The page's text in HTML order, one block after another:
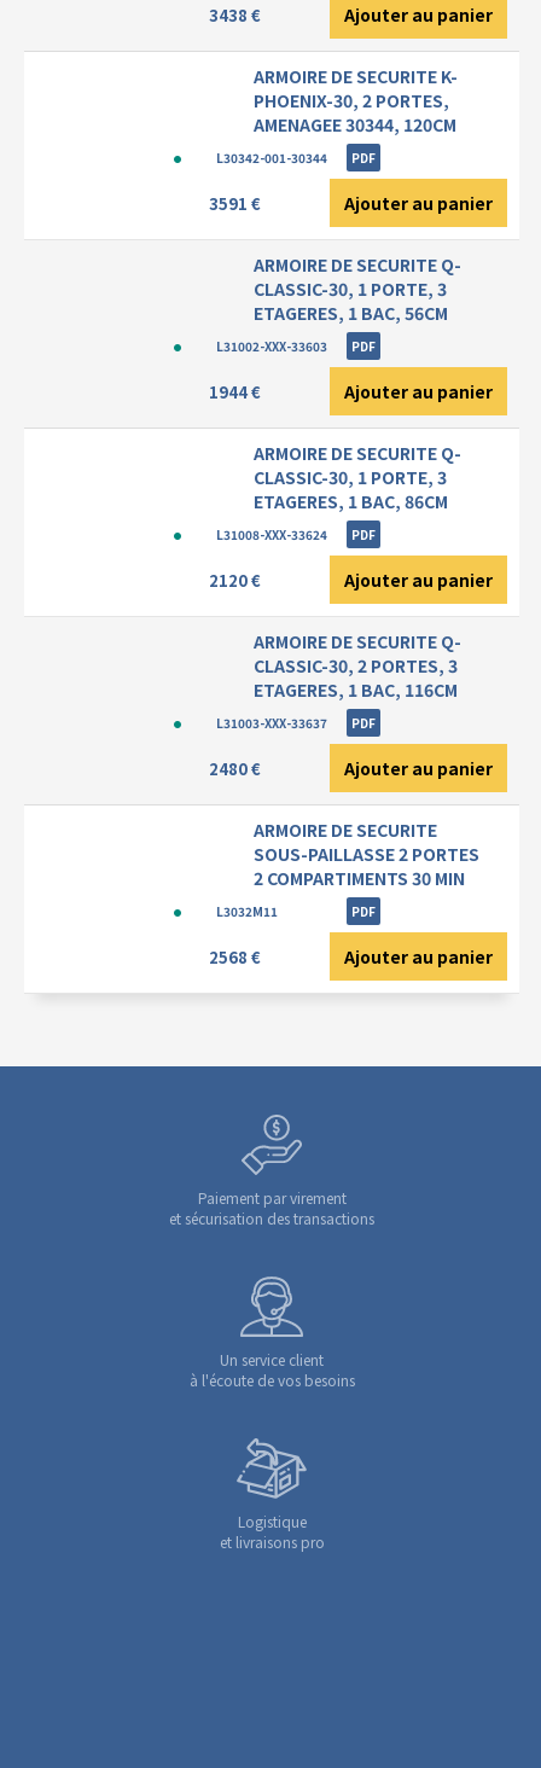
3438 € Ajouter au panier
ARMOIRE DE SECURITE K-
PHOENIX-30, 2 PORTES,
AMENAGEE 30344, 120CM
L30342-001-30344 PDF
3591 € Ajouter au panier
ARMOIRE DE SECURITE Q-
CLASSIC-30, 1 PORTE, 3
ETAGERES, 1 BAC, 56CM
L31002-XXX-33603 PDF
1944 € Ajouter au panier
ARMOIRE DE SECURITE Q-
CLASSIC-30, 1 PORTE, 3
ETAGERES, 1 BAC, 86CM
L31008-XXX-33624 PDF
2120 € Ajouter au panier
ARMOIRE DE SECURITE Q-
CLASSIC-30, 2 PORTES, 3
ETAGERES, 1 BAC, 116CM
L31003-XXX-33637 PDF
2480 € Ajouter au panier
ARMOIRE DE SECURITE
SOUS-PAILLASSE 2 PORTES
2 COMPARTIMENTS 30 MIN
L3032M11 PDF
2568 € Ajouter au panier
Paiement par virement
et sécurisation des transactions
Un service client
à l'écoute de vos besoins
Logistique
et livraisons pro